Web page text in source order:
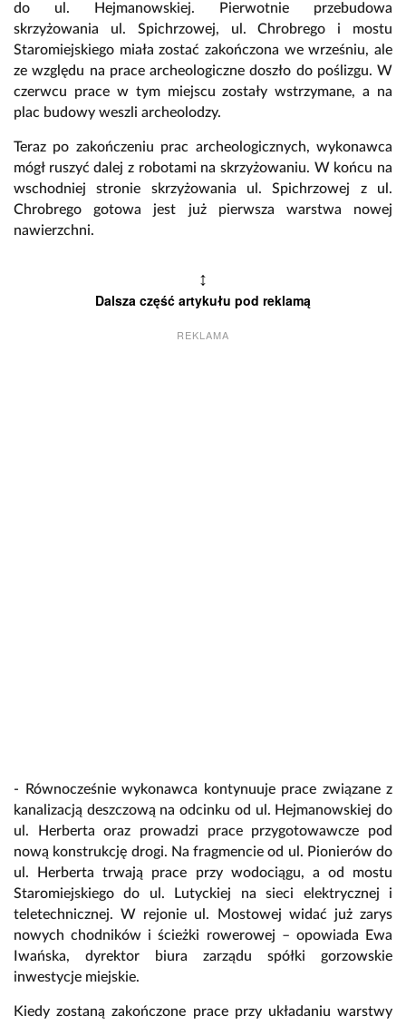
do ul. Hejmanowskiej. Pierwotnie przebudowa
skrzyżowania ul. Spichrzowej, ul. Chrobrego i mostu
Staromiejskiego miała zostać zakończona we wrześniu, ale
ze względu na prace archeologiczne doszło do poślizgu. W
czerwcu prace w tym miejscu zostały wstrzymane, a na
plac budowy weszli archeolodzy.
Teraz po zakończeniu prac archeologicznych, wykonawca
mógł ruszyć dalej z robotami na skrzyżowaniu. W końcu na
wschodniej stronie skrzyżowania ul. Spichrzowej z ul.
Chrobrego gotowa jest już pierwsza warstwa nowej
nawierzchni.
↕
Dalsza część artykułu pod reklamą
REKLAMA
- Równocześnie wykonawca kontynuuje prace związane z
kanalizacją deszczową na odcinku od ul. Hejmanowskiej do
ul. Herberta oraz prowadzi prace przygotowawcze pod
nową konstrukcję drogi. Na fragmencie od ul. Pionierów do
ul. Herberta trwają prace przy wodociągu, a od mostu
Staromiejskiego do ul. Lutyckiej na sieci elektrycznej i
teletechnicznej. W rejonie ul. Mostowej widać już zarys
nowych chodników i ścieżki rowerowej – opowiada Ewa
Iwańska, dyrektor biura zarządu spółki gorzowskie
inwestycje miejskie.
Kiedy zostaną zakończone prace przy układaniu warstwy